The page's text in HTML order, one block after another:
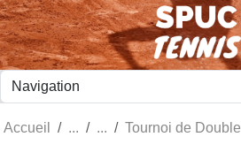
Accueil Tournoi de Double
Panneau de gestion des cookies